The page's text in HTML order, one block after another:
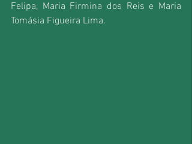
Felipa, Maria Firmina dos Reis e Maria
Tomásia Figueira Lima.